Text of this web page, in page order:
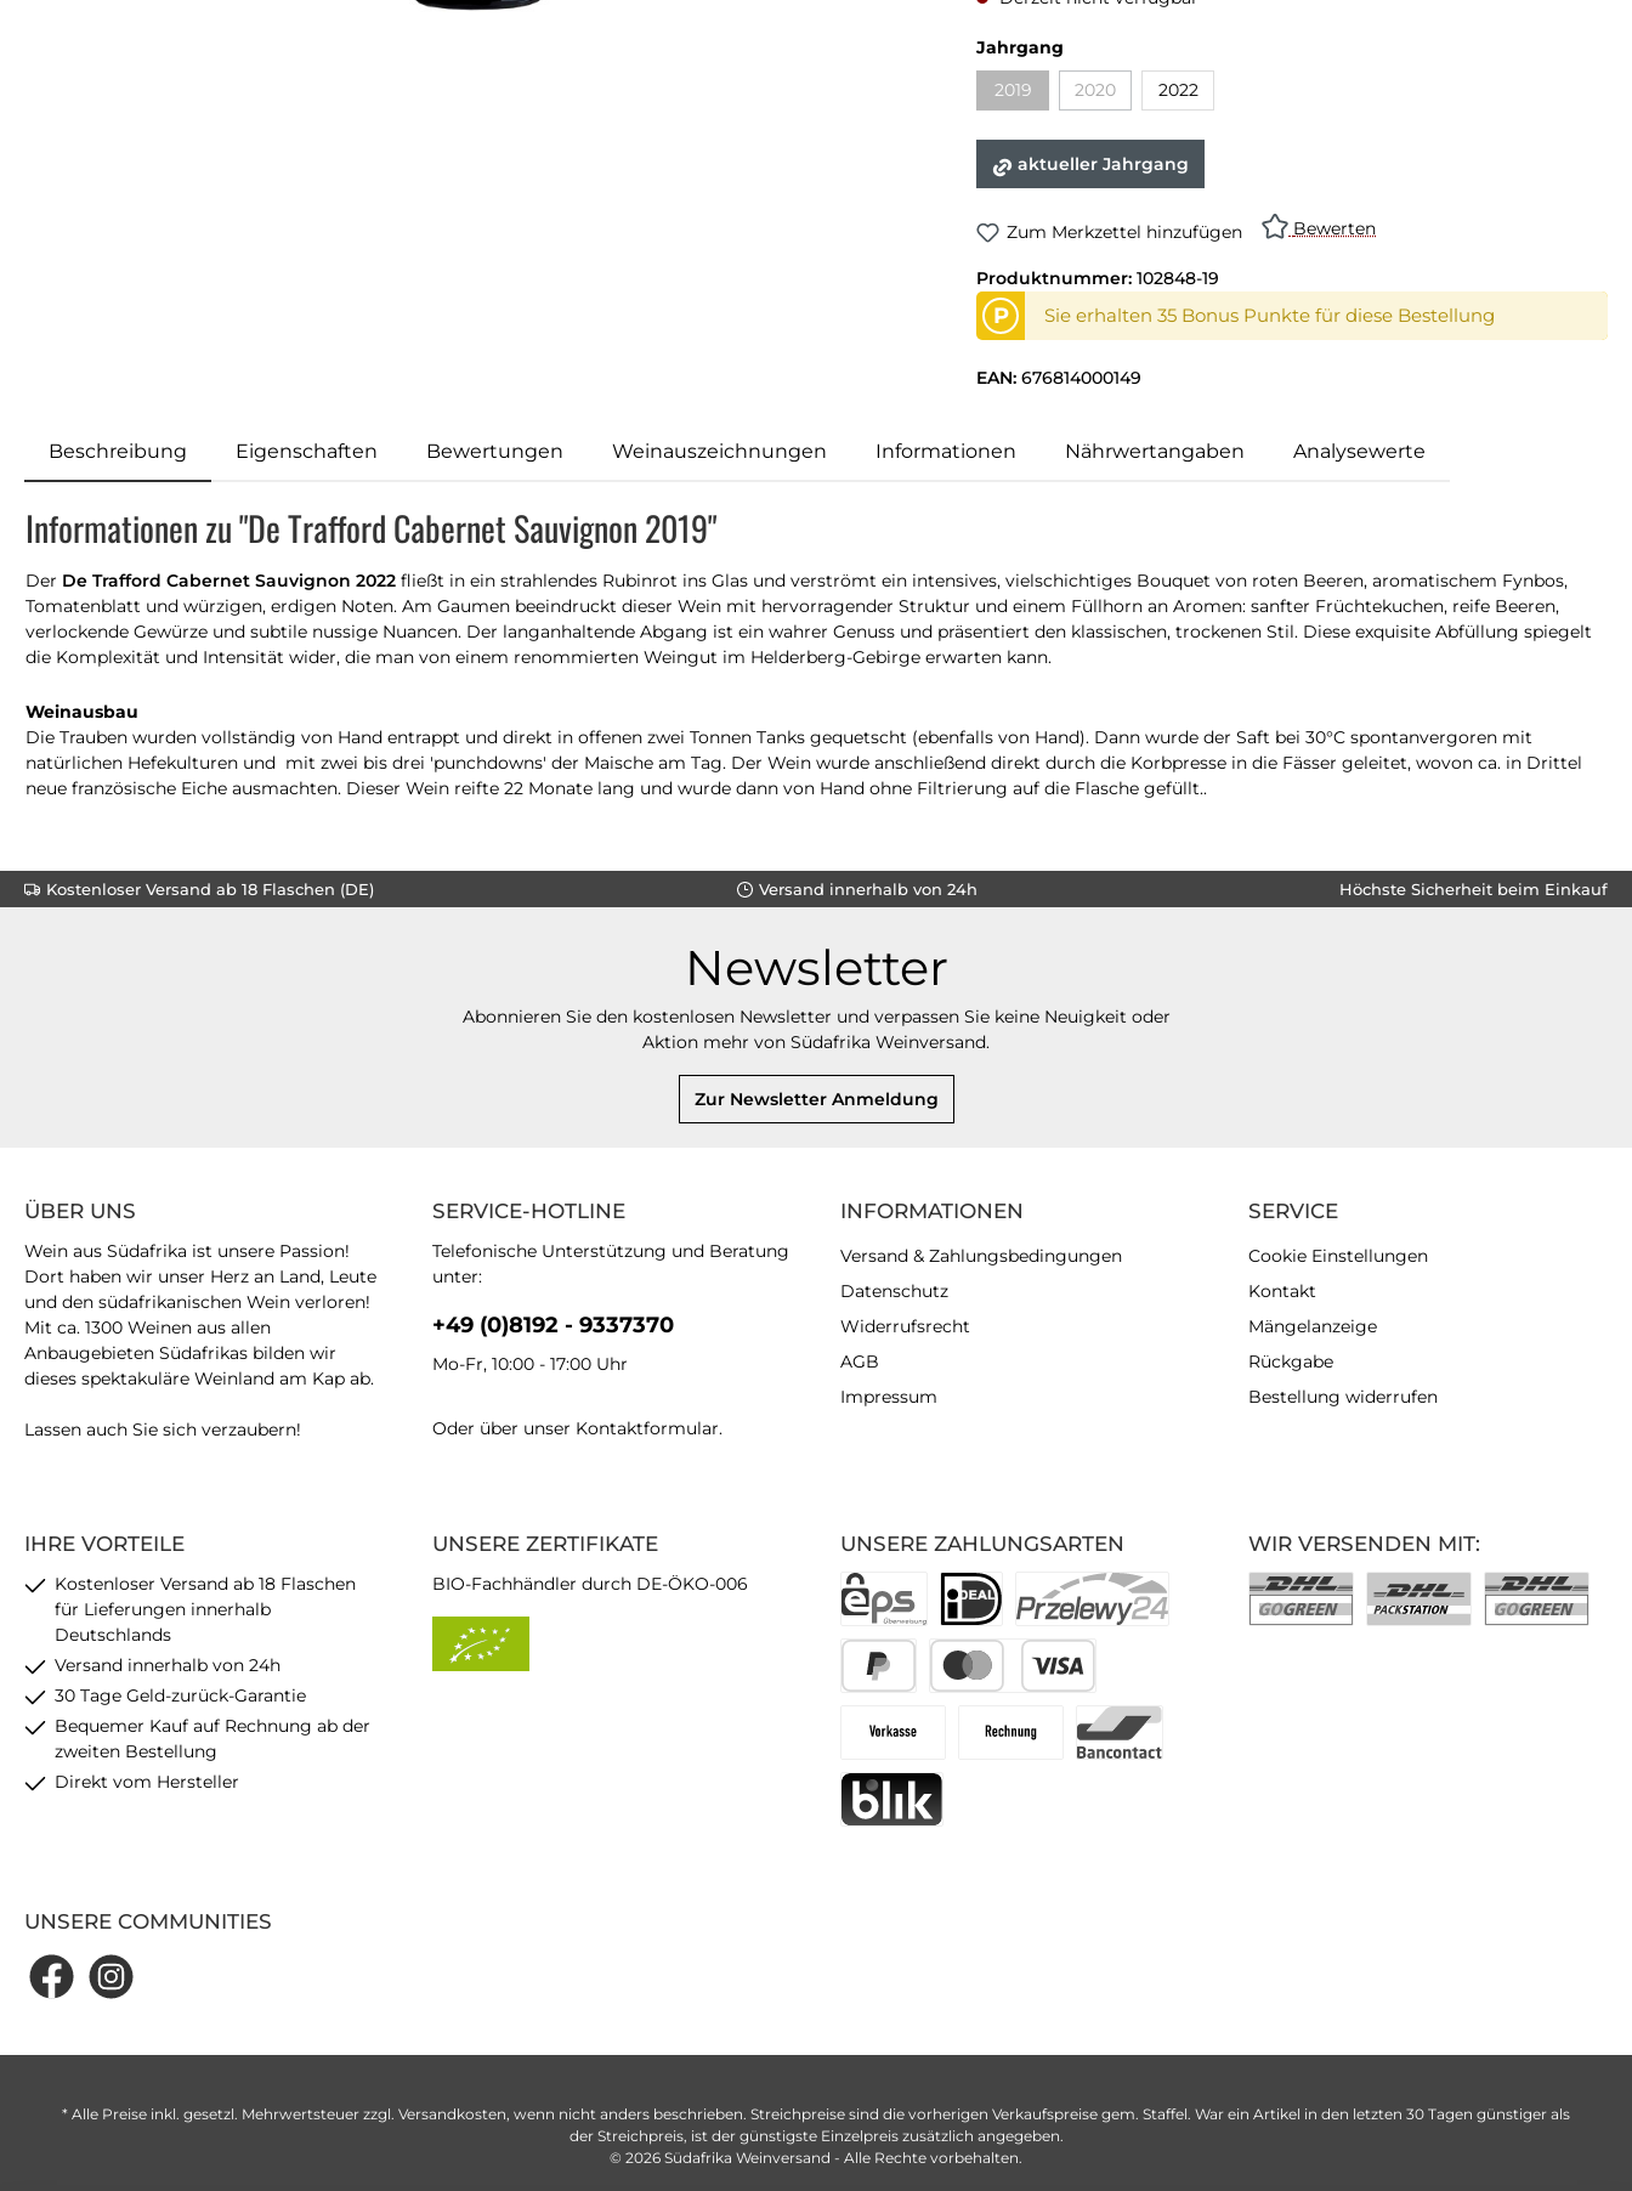
Jahrgang
2019
2020 2022
aktueller Jahrgang
Zum Merkzettel hinzufügen Bewerten
Produktnummer: 102848-19
P Sie erhalten 35 Bonus Punkte für diese Bestellung
EAN: 676814000149
Beschreibung Eigenschaften Bewertungen Weinauszeichnungen Informationen Nährwertangaben Analysewerte
Informationen zu "De Trafford Cabernet Sauvignon 2019"
Der De Trafford Cabernet Sauvignon 2022 fließt in ein strahlendes Rubinrot ins Glas und verströmt ein intensives, vielschichtiges Bouquet von roten Beeren, aromatischem Fynbos,
Tomatenblatt und würzigen, erdigen Noten. Am Gaumen beeindruckt dieser Wein mit hervorragender Struktur und einem Füllhorn an Aromen: sanfter Früchtekuchen, reife Beeren,
verlockende Gewürze und subtile nussige Nuancen. Der langanhaltende Abgang ist ein wahrer Genuss und präsentiert den klassischen, trockenen Stil. Diese exquisite Abfüllung spiegelt
die Komplexität und Intensität wider, die man von einem renommierten Weingut im Helderberg-Gebirge erwarten kann.
Weinausbau
Die Trauben wurden vollständig von Hand entrappt und direkt in offenen zwei Tonnen Tanks gequetscht (ebenfalls von Hand). Dann wurde der Saft bei 30°C spontanvergoren mit
natürlichen Hefekulturen und mit zwei bis drei 'punchdowns' der Maische am Tag. Der Wein wurde anschließend direkt durch die Korbpresse in die Fässer geleitet, wovon ca. in Drittel
neue französische Eiche ausmachten. Dieser Wein reifte 22 Monate lang und wurde dann von Hand ohne Filtrierung auf die Flasche gefüllt..
Kostenloser Versand ab 18 Flaschen (DE) Versand innerhalb von 24h Höchste Sicherheit beim Einkauf
Newsletter
Abonnieren Sie den kostenlosen Newsletter und verpassen Sie keine Neuigkeit oder
Aktion mehr von Südafrika Weinversand.
Zur Newsletter Anmeldung
SERVICE-HOTLINE
Telefonische Unterstützung und Beratung
unter:
+49 (0)8192 - 9337370
Mo-Fr, 10:00 - 17:00 Uhr
Oder über unser Kontaktformular.
IHRE VORTEILE
Kostenloser Versand ab 18 Flaschen
für Lieferungen innerhalb
Deutschlands
Versand innerhalb von 24h
30 Tage Geld-zurück-Garantie
Bequemer Kauf auf Rechnung ab der
zweiten Bestellung
Direkt vom Hersteller
UNSERE ZAHLUNGSARTEN
ÜBER UNS
Wein aus Südafrika ist unsere Passion!
Dort haben wir unser Herz an Land, Leute
und den südafrikanischen Wein verloren!
Mit ca. 1300 Weinen aus allen
Anbaugebieten Südafrikas bilden wir
dieses spektakuläre Weinland am Kap ab.
Lassen auch Sie sich verzaubern!
UNSERE ZERTIFIKATE
BIO-Fachhändler durch DE-ÖKO-006
INFORMATIONEN
Versand & Zahlungsbedingungen
Datenschutz
Widerrufsrecht
AGB
Impressum
SERVICE
Cookie Einstellungen
Kontakt
Mängelanzeige
Rückgabe
Bestellung widerrufen
UNSERE COMMUNITIES
WIR VERSENDEN MIT:
* Alle Preise inkl. gesetzl. Mehrwertsteuer zzgl. Versandkosten, wenn nicht anders beschrieben. Streichpreise sind die vorherigen Verkaufspreise gem. Staffel. War ein Artikel in den letzten 30 Tagen günstiger als
der Streichpreis, ist der günstigste Einzelpreis zusätzlich angegeben.
© 2026 Südafrika Weinversand - Alle Rechte vorbehalten.